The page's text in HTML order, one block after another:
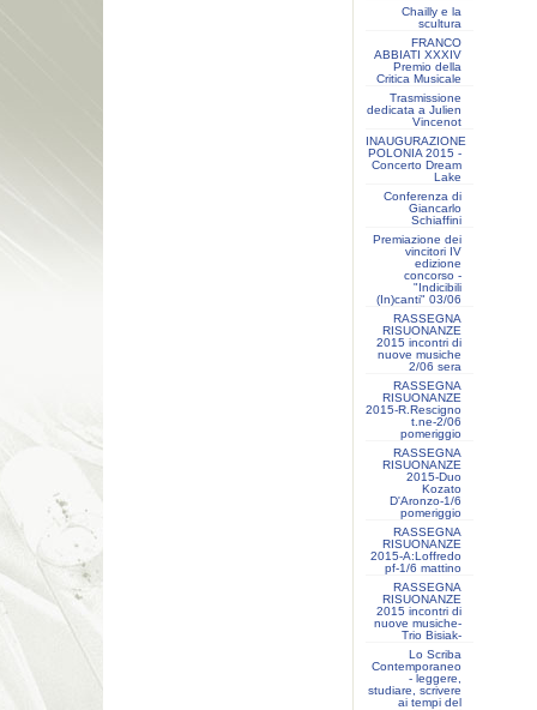
Chailly e la
scultura
FRANCO
ABBIATI XXXIV
Premio della
Critica Musicale
Trasmissione
dedicata a Julien
Vincenot
INAUGURAZIONE
POLONIA 2015 -
Concerto Dream
Lake
Conferenza di
Giancarlo
Schiaffini
Premiazione dei
vincitori IV
edizione
concorso -
"Indicibili
(In)canti" 03/06
RASSEGNA
RISUONANZE
2015 incontri di
nuove musiche
2/06 sera
RASSEGNA
RISUONANZE
2015-R.Rescigno
t.ne-2/06
pomeriggio
RASSEGNA
RISUONANZE
2015-Duo
Kozato
D'Aronzo-1/6
pomeriggio
RASSEGNA
RISUONANZE
2015-A:Loffredo
pf-1/6 mattino
RASSEGNA
RISUONANZE
2015 incontri di
nuove musiche-
Trio Bisiak-
Lo Scriba
Contemporaneo
- leggere,
studiare, scrivere
ai tempi del